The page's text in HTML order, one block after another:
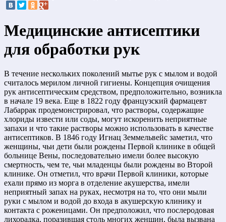
Медицинские антисептики
для обработки рук
В течение нескольких поколений мытье рук с мылом и водой
считалось мерилом личной гигиены. Концепция очищения
рук антисептическим средством, предположительно, возникла
в начале 19 века. Еще в 1822 году французский фармацевт
Лабаррак продемонстрировал, что растворы, содержащие
хлориды извести или соды, могут искоренить неприятные
запахи и что такие растворы можно использовать в качестве
антисептиков. В 1846 году Игнац Земмельвейс заметил, что
женщины, чьи дети были рождены Первой клинике в общей
больнице Вены, последовательно имели более высокую
смертность, чем те, чьи младенцы были рождены во Второй
клинике. Он отметил, что врачи Первой клиники, которые
ехали прямо из морга в отделение акушерства, имели
неприятный запах на руках, несмотря на то, что они мыли
руки с мылом и водой до входа в акушерскую клинику и
контакта с роженицами. Он предположил, что послеродовая
лихорадка, поразившая столь многих женщин, была вызвана